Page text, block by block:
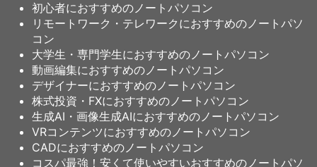
初心者におすすめのノートパソコン
リモートワーク・テレワークにおすすめのノートパソ
コン
大学生・専門学生におすすめのノートパソコン
動画編集におすすめのノートパソコン
デザイナーにおすすめのノートパソコン
株式投資・FXにおすすめのノートパソコン
生成AI・画像生成AIにおすすめのノートパソコン
VRコンテンツにおすすめのノートパソコン
CADにおすすめのノートパソコン
コスパ最強！安くて使いやすいおすすめのノートパソ